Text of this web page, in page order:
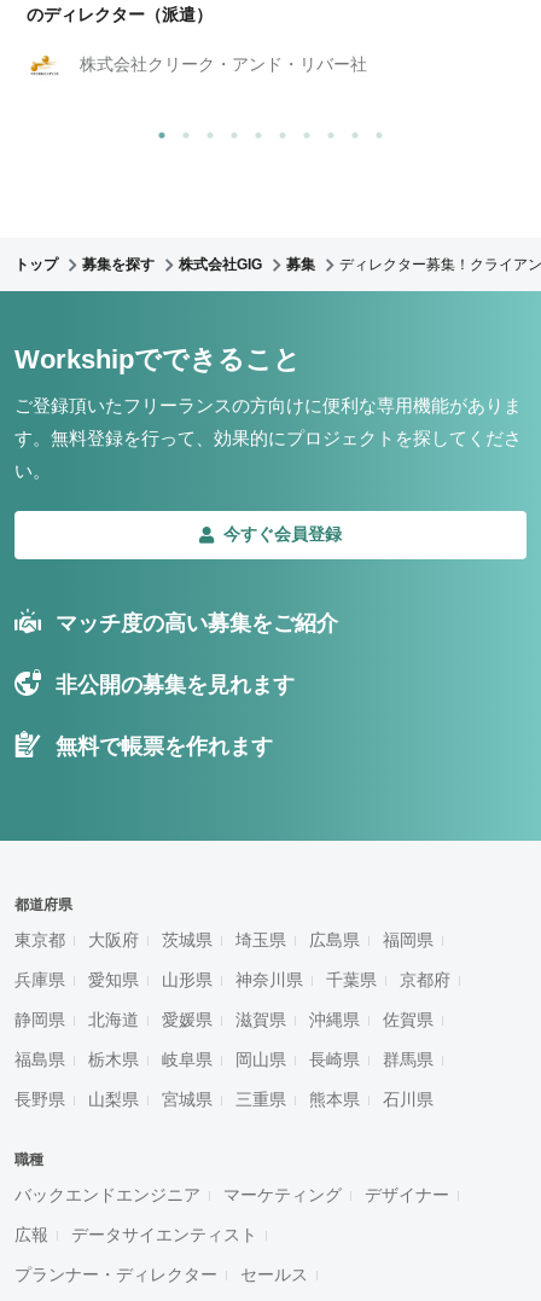
のディレクター（派遣）
株式会社クリーク・アンド・リバー社
トップ 募集を探す 株式会社GIG 募集 ディレクター募集！クライア
Workshipでできること
ご登録頂いたフリーランスの方向けに便利な専用機能がありま
す。 無料登録を行って、効果的にプロジェクトを探してくださ
い。
今すぐ会員登録
マッチ度の高い募集をご紹介
非公開の募集を見れます
無料で帳票を作れます
都道府県
東京都 大阪府 茨城県 埼玉県 広島県 福岡県
兵庫県 愛知県 山形県 神奈川県 千葉県 京都府
静岡県 北海道 愛媛県 滋賀県 沖縄県 佐賀県
福島県 栃木県 岐阜県 岡山県 長崎県 群馬県
長野県 山梨県 宮城県 三重県 熊本県 石川県
職種
バックエンドエンジニア マーケティング デザイナー
広報 データサイエンティスト
プランナー・ディレクター セールス